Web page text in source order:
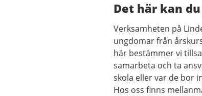
Det här kan
Verksamheten på
ungdomar från
här bestämmer vi
samarbeta och ta
skola eller var de bor
Hos oss finns